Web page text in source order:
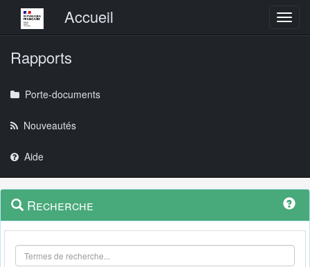
Menu principalAccueil
Rapports
Porte-documents
Nouveautés
Aide
Navigation
outils
Menu
contextuel
Recherche